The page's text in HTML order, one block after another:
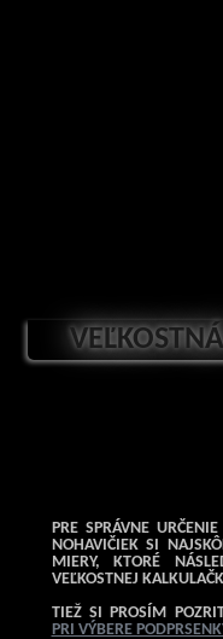
PRE SPRÁVNE
NOHAVIČIEK SI
MIERY, KTORÉ
VEĽKOSTNEJ
TIEŽ SI PROSÍM
PRI VÝBERE